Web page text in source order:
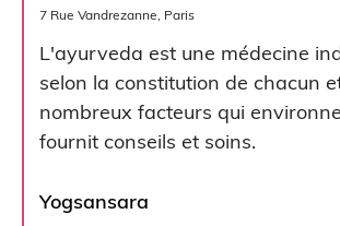
7 Rue Vandrezanne, Paris
L'ayurveda est une médecine
selon la constitution de chacun
nombreux facteurs qui
fournit conseils et soins.
Yogsansara